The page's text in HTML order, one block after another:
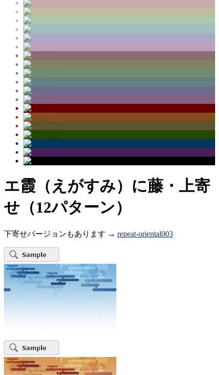
エ霞（えがすみ）に藤・上寄
せ（12パターン）
下寄せバージョンもあります → repeat-oriental003